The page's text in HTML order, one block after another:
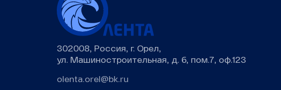
302008, Россия, г. Орел,
ул. Машиностроительная, д. 6, пом.7, оф.123
olenta.orel@bk.ru